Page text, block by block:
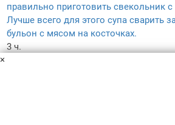
правильно приготовить свекольник с
Лучше всего для этого супа сварить
бульон с мясом на косточках.
3 ч.
×